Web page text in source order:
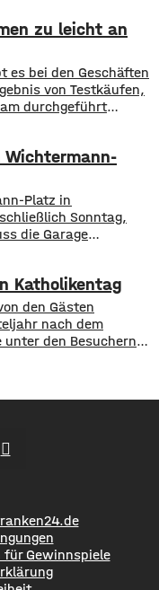
sie im
Küchenrolle. Sie
Wert von rund
zu leicht an
es bei den Geschäften
von Testkäufen,
durchgeführt
versuchen,
In sechs Fällen
diese Artikel. Gegen
undPlatz in
Sonntag,
die Garage
noch Ausfahrten zur
bieten unter
die Parkgarage
Katholikentag
den Gästen
nach dem
unter den Besuchern
für Gewinnspiele